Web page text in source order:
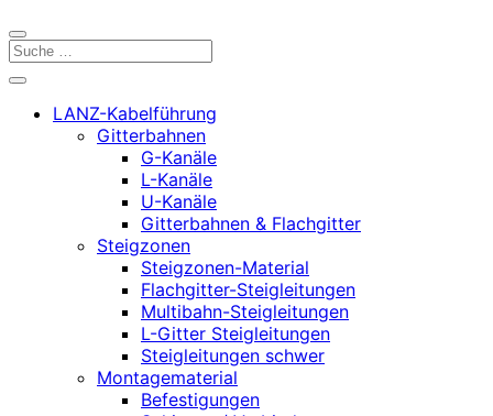
LANZ-Kabelführung
Gitterbahnen
G-Kanäle
L-Kanäle
U-Kanäle
Gitterbahnen & Flachgitter
Steigzonen
Steigzonen-Material
Flachgitter-Steigleitungen
Multibahn-Steigleitungen
L-Gitter Steigleitungen
Steigleitungen schwer
Montagematerial
Befestigungen